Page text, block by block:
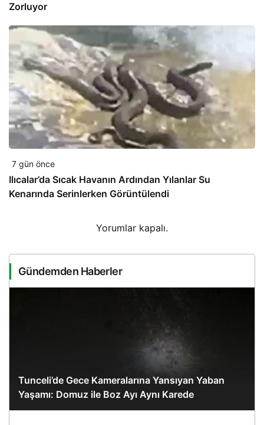
Zorluyor
7 gün önce
Ilıcalar’da Sıcak Havanın Ardından Yılanlar Su
Kenarında Serinlerken Görüntülendi
Yorumlar kapalı.
Gündemden Haberler
Tunceli’de Gece Kameralarına Yansıyan Yaban
Yaşamı: Domuz ile Boz Ayı Aynı Karede